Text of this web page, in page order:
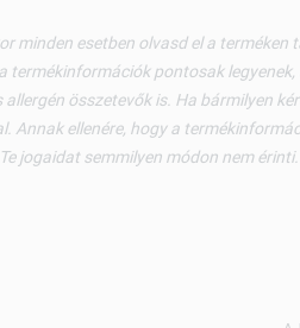
minden esetben olvasd el a
termékinformációk pontosak
összetevők is. Ha bármilyen
ellenére, hogy a
jogaidat semmilyen módon nem érinti.